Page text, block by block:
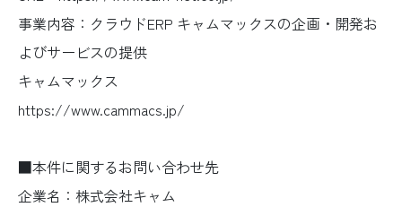
事業内容：クラウドERP キャムマックスの企画・開発お
よびサービスの提供
キャムマックス
https://www.cammacs.jp/
■本件に関するお問い合わせ先
企業名：株式会社キャム